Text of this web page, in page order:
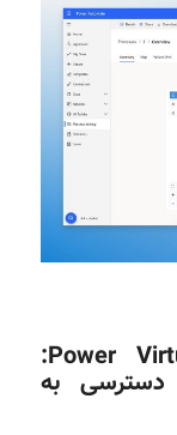
۴. شیرپوینت + Power Virtual Agents:
به